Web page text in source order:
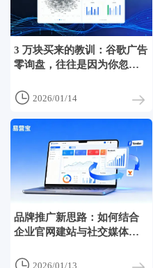
3 万块买来的教训：谷歌广告
零询盘，往往是因为你忽略
 2026/01/14
品牌推广新思路：如何结合
企业官网建站与社交媒体广
2026/01/13